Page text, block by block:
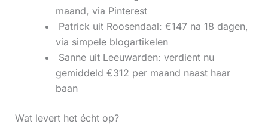
maand, via Pinterest
‍ Patrick uit Roosendaal: €147 na 18 dagen,
via simpele blogartikelen
‍ Sanne uit Leeuwarden: verdient nu
gemiddeld €312 per maand naast haar
baan
Wat levert het écht op?